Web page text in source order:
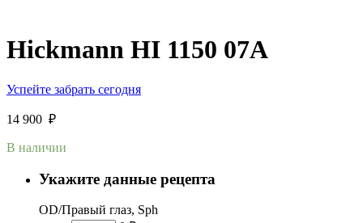
Hickmann HI 1150 07A
Успейте забрать сегодня
14 900 ₽
В наличии
Укажите данные рецепта
OD/Правый глаз, Sph